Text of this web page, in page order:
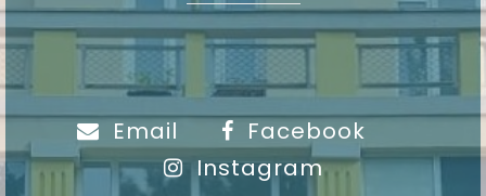
Email
Facebook
Instagram